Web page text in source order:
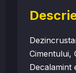
Cimentului,
Decalamint